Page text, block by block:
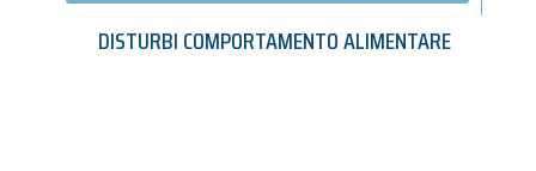
DISTURBI COMPORTAMENTO ALIMENTARE